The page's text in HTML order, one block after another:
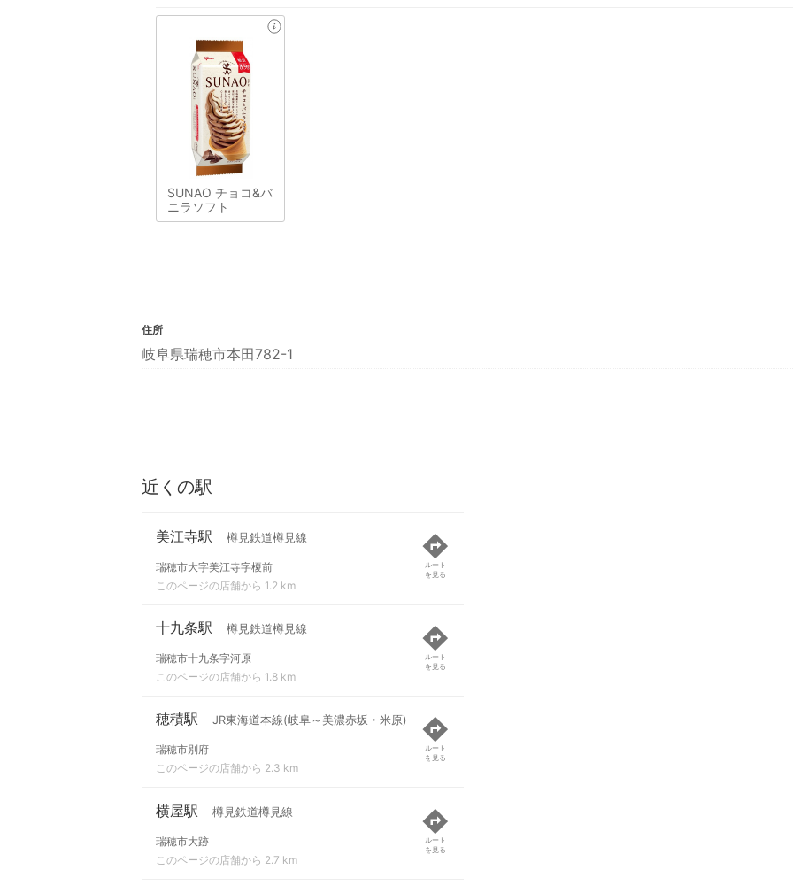
SUNAO チョコ&バ
ニラソフト
住所
岐阜県瑞穂市本田782-1
近くの駅
美江寺駅 樽見鉄道樽見線
瑞穂市大字美江寺字榎前
このページの店舗から 1.2 km
ルート
を見る
十九条駅 樽見鉄道樽見線
瑞穂市十九条字河原
このページの店舗から 1.8 km
ルート
を見る
穂積駅 JR東海道本線(岐阜～美濃赤坂・米原)
瑞穂市別府
このページの店舗から 2.3 km
ルート
を見る
横屋駅 樽見鉄道樽見線
瑞穂市大跡
このページの店舗から 2.7 km
ルート
を見る